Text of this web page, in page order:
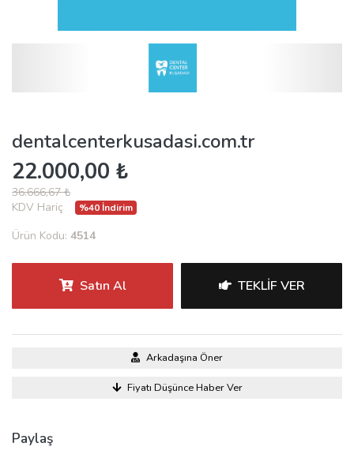
dentalcenterkusadasi.com.tr
22.000,00 ₺
36.666,67 ₺
KDV Hariç
%40 İndirim
Ürün Kodu: 4514
Satın Al TEKLIF VER
Arkadaşına Öner
Fiyatı Düşünce Haber Ver
Paylaş